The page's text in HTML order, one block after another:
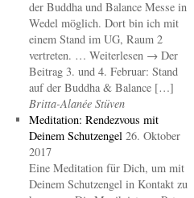
der Buddha und Balance Messe in
Wedel möglich. Dort bin ich mit
einem Stand im UG, Raum 2
vertreten. … Weiterlesen → Der
Beitrag 3. und 4. Februar: Stand
auf der Buddha & Balance […]
Britta-Alanée Stüven
Meditation: Rendezvous mit
Deinem Schutzengel 26. Oktober
2017
Eine Meditation für Dich, um mit
Deinem Schutzengel in Kontakt zu